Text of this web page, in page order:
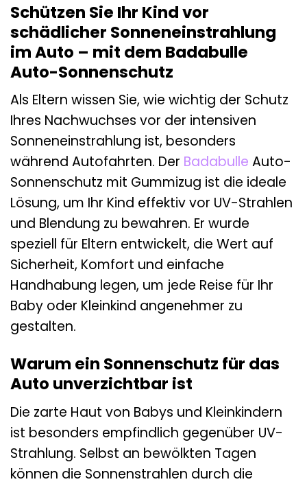
Schützen Sie Ihr Kind vor
schädlicher Sonneneinstrahlung
im Auto – mit dem Badabulle
Auto-Sonnenschutz
Als Eltern wissen Sie, wie wichtig der Schutz
Ihres Nachwuchses vor der intensiven
Sonneneinstrahlung ist, besonders
während Autofahrten. Der Badabulle Auto-
Sonnenschutz mit Gummizug ist die ideale
Lösung, um Ihr Kind effektiv vor UV-Strahlen
und Blendung zu bewahren. Er wurde
speziell für Eltern entwickelt, die Wert auf
Sicherheit, Komfort und einfache
Handhabung legen, um jede Reise für Ihr
Baby oder Kleinkind angenehmer zu
gestalten.
Warum ein Sonnenschutz für das
Auto unverzichtbar ist
Die zarte Haut von Babys und Kleinkindern
ist besonders empfindlich gegenüber UV-
Strahlung. Selbst an bewölkten Tagen
können die Sonnenstrahlen durch die